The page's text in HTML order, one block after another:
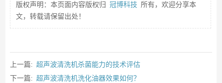
版权声明：本页面内容版权归 冠博科技 所有，欢迎分享本
文，转载请保留出处！
上一篇: 超声波清洗机杀菌能力的技术评估
下一篇: 超声波清洗机洗化油器效果如何？